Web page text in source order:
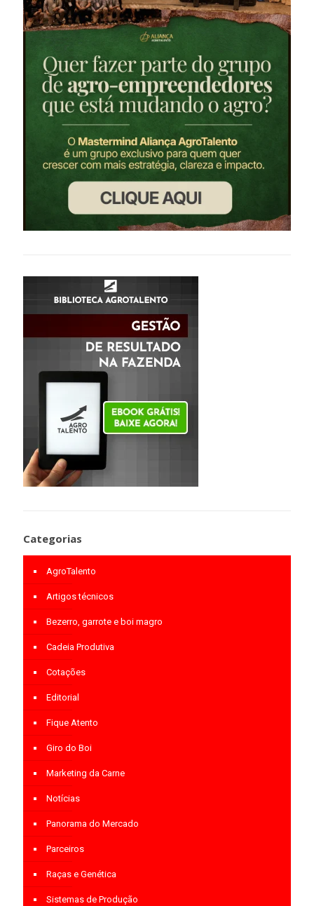
Categorias
AgroTalento
Artigos técnicos
Bezerro, garrote e boi magro
Cadeia Produtiva
Cotações
Editorial
Fique Atento
Giro do Boi
Marketing da Carne
Notícias
Panorama do Mercado
Parceiros
Raças e Genética
Sistemas de Produção